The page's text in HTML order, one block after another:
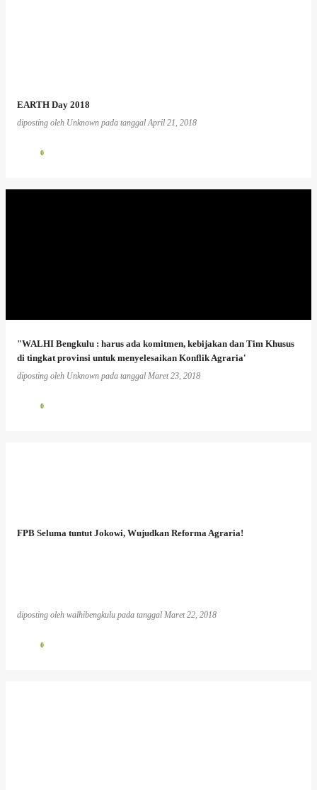
EARTH Day 2018
diposting oleh Unknown pada tanggalApril 21, 2018
0
"WALHI Bengkulu : harus ada komitmen, kebijakan dan Tim Khusus
di tingkat provinsi untuk menyelesaikan Konflik Agraria'
diposting oleh Unknown pada tanggal Maret 23, 2018
0
FPB Seluma tuntut Jokowi, Wujudkan Reforma Agraria!
diposting oleh walhibengkulu pada tanggal Maret 22, 2018
0